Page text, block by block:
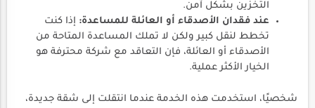
التخزين بشكل آمن.
عند فقدان الأصدقاء أو العائلة للمساعدة: إذا كنت
تخطط لنقل كبير ولكن لا تملك المساعدة المتاحة من
الأصدقاء أو العائلة، فإن التعاقد مع شركة محترفة هو
الخيار الأكثر عملية.
شخصيًا، استخدمت هذه الخدمة عندما انتقلت إلى شقة جديدة،